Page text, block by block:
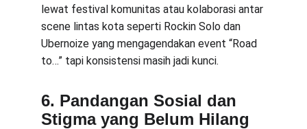
lewat festival komunitas atau kolaborasi antar
scene lintas kota seperti Rockin Solo dan
Ubernoize yang mengagendakan event “Road
to…” tapi konsistensi masih jadi kunci.
6. Pandangan Sosial dan
Stigma yang Belum Hilang